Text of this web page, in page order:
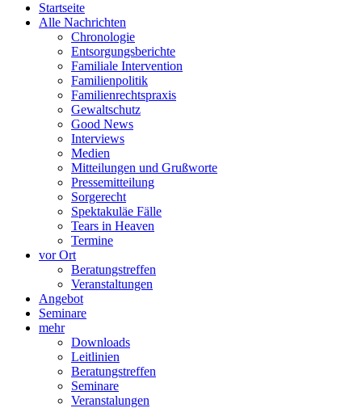
Startseite
Alle Nachrichten
Chronologie
Entsorgungsberichte
Familiale Intervention
Familienpolitik
Familienrechtspraxis
Gewaltschutz
Good News
Interviews
Medien
Mitteilungen und Grußworte
Pressemitteilung
Sorgerecht
Spektakuläe Fälle
Tears in Heaven
Termine
vor Ort
Beratungstreffen
Veranstaltungen
Angebot
Seminare
mehr
Downloads
Leitlinien
Beratungstreffen
Seminare
Veranstalungen